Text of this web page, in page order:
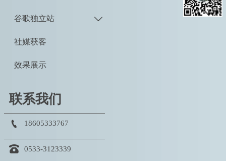
谷歌独立站 
社媒获客
效果展示
联系我们
 18605333767
 0533-3123339